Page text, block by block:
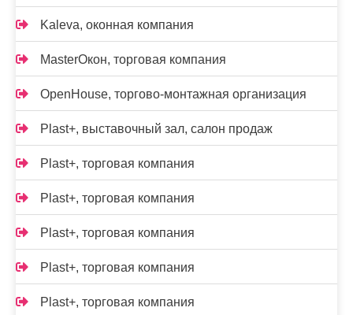
Kalevа, оконная компания
MasterОкон, торговая компания
OpenHouse, торгово-монтажная организация
Plast+, выставочный зал, салон продаж
Plast+, торговая компания
Plast+, торговая компания
Plast+, торговая компания
Plast+, торговая компания
Plast+, торговая компания